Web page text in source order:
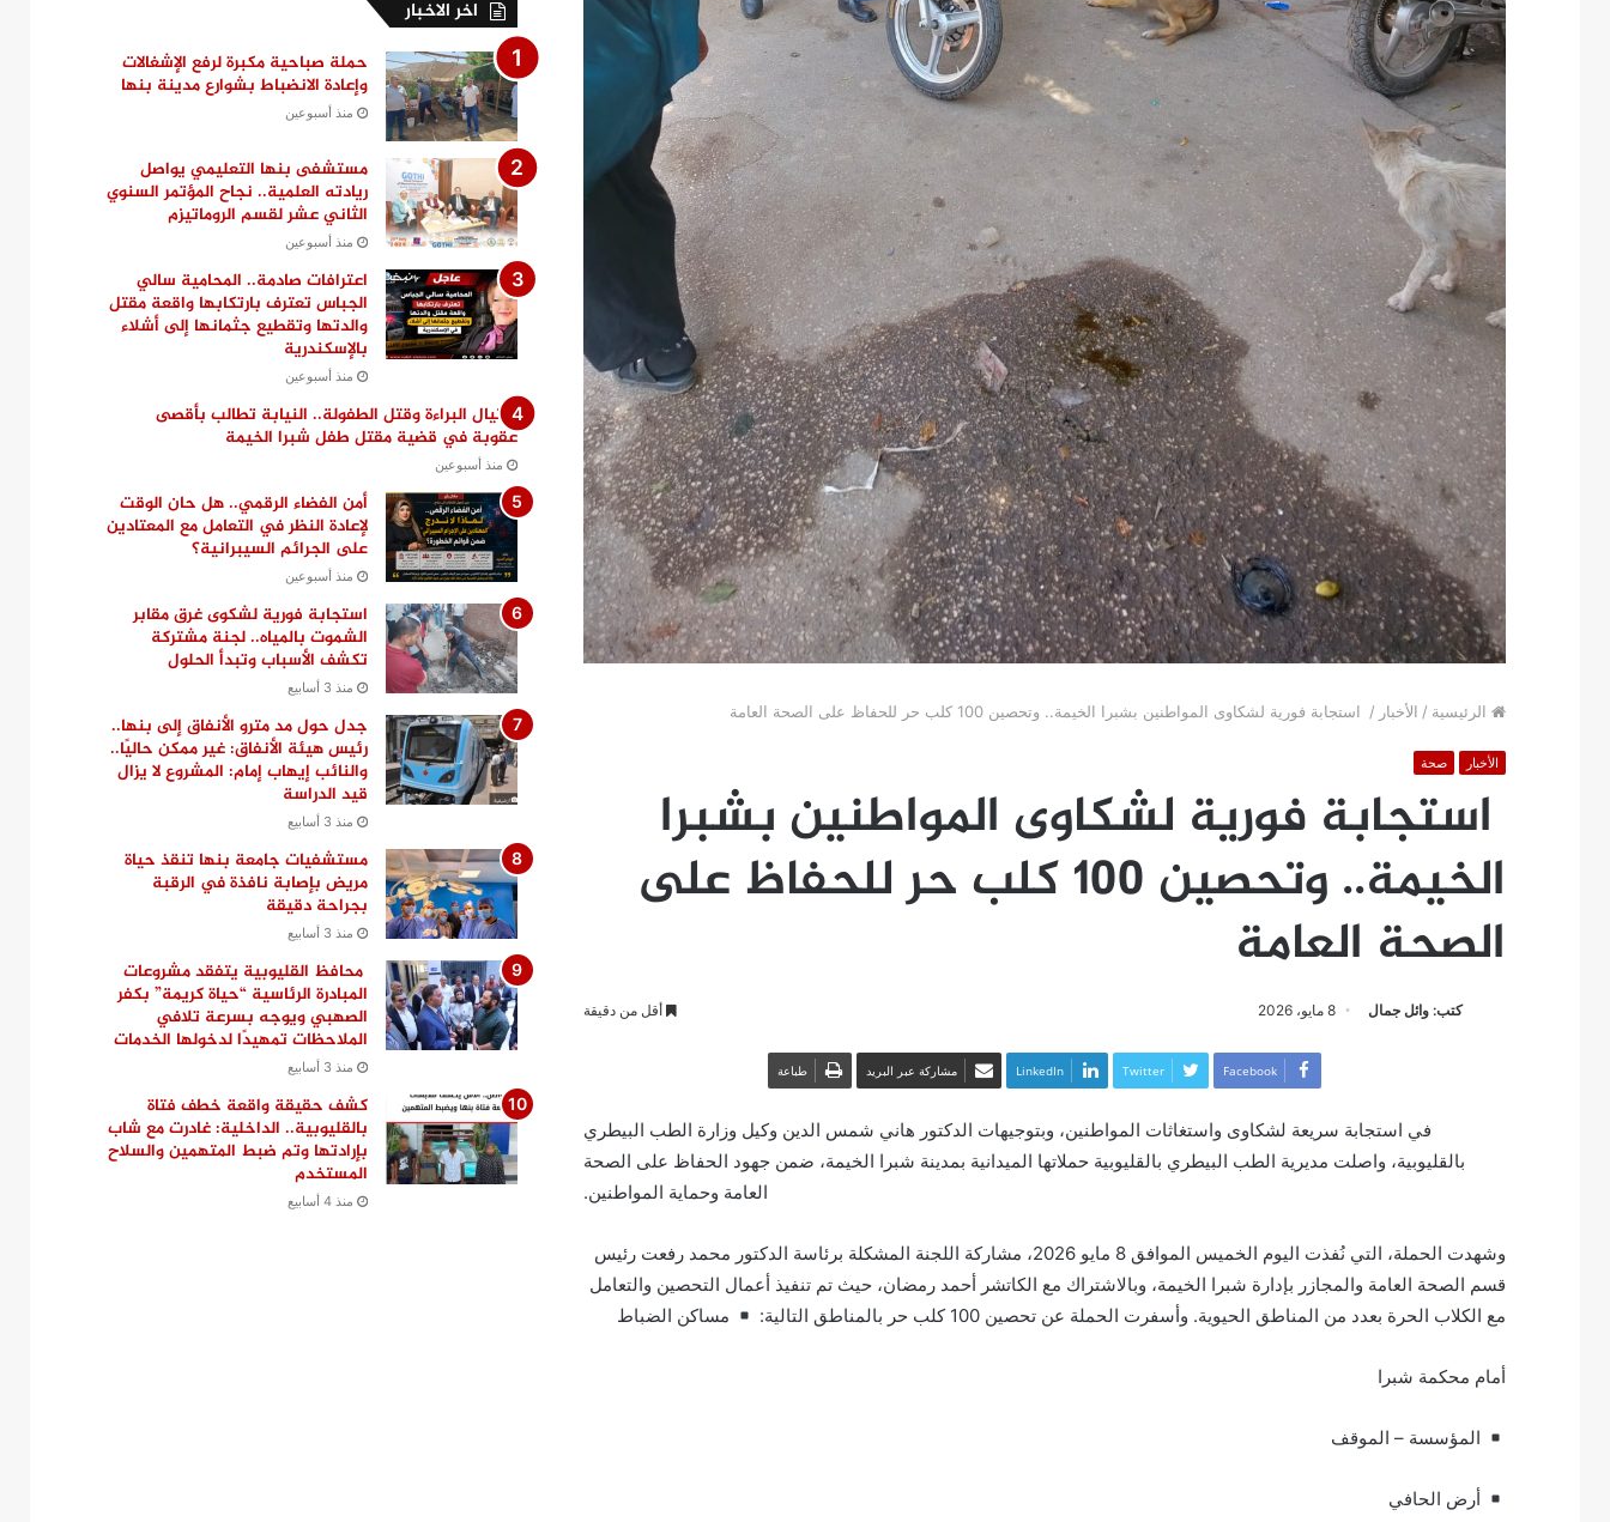
الرئيسية / الأخبار / استجابة فورية لشكاوى المواطنين بشبرا الخيمة.. وتحصين 100 كلب حر للحفاظ على الصحة العامة
الأخبار صحة
استجابة فورية لشكاوى المواطنين بشبرا
الخيمة.. وتحصين 100 كلب حر للحفاظ على
الصحة العامة
كتب: وائل جمال 8 مايو، 2026 أقل من دقيقة
Facebook
Twitter
LinkedIn مشاركة عبر البريد طباعة
في استجابة سريعة لشكاوى واستغاثات المواطنين، وبتوجيهات الدكتور هاني شمس الدين وكيل وزارة الطب البيطري
بالقليوبية، واصلت مديرية الطب البيطري بالقليوبية حملاتها الميدانية بمدينة شبرا الخيمة، ضمن جهود الحفاظ على الصحة
العامة وحماية المواطنين.
وشهدت الحملة، التي نُفذت اليوم الخميس الموافق 8 مايو 2026، مشاركة اللجنة المشكلة برئاسة الدكتور محمد رفعت رئيس
قسم الصحة العامة والمجازر بإدارة شبرا الخيمة، وبالاشتراك مع الكاتشر أحمد رمضان، حيث تم تنفيذ أعمال التحصين والتعامل
مع الكلاب الحرة بعدد من المناطق الحيوية. وأسفرت الحملة عن تحصين 100 كلب حر بالمناطق التالية:
مساكن الضباط
أمام محكمة شبرا
المؤسسة – الموقف
أرض الحافي
اخر الاخبار
حملة صباحية مكبرة لرفع الإشغالات
وإعادة الانضباط بشوارع مدينة بنها
منذ أسبوعين
مستشفى بنها التعليمي يواصل
ريادته العلمية.. نجاح المؤتمر السنوي
الثاني عشر لقسم الروماتيزم
منذ أسبوعين
اعترافات صادمة.. المحامية سالي
الجباس تعترف بارتكابها واقعة مقتل
والدتها وتقطيع جثمانها إلى أشلاء
بالإسكندرية
منذ أسبوعين
اغتيال البراءة وقتل الطفولة.. النيابة تطالب بأقصى
عقوبة في قضية مقتل طفل شبرا الخيمة
منذ أسبوعين
أمن الفضاء الرقمي.. هل حان الوقت
لإعادة النظر في التعامل مع المعتادين
على الجرائم السيبرانية؟
منذ أسبوعين
استجابة فورية لشكوى غرق مقابر
الشموت بالمياه.. لجنة مشتركة
تكشف الأسباب وتبدأ الحلول
منذ 3 أسابيع
جدل حول مد مترو الأنفاق إلى بنها..
رئيس هيئة الأنفاق: غير ممكن حاليًا..
والنائب إيهاب إمام: المشروع لا يزال
قيد الدراسة
منذ 3 أسابيع
مستشفيات جامعة بنها تنقذ حياة
مريض بإصابة نافذة في الرقبة
بجراحة دقيقة
منذ 3 أسابيع
محافظ القليوبية يتفقد مشروعات
المبادرة الرئاسية “حياة كريمة” بكفر
الصهبي ويوجه بسرعة تلافي
الملاحظات تمهيدًا لدخولها الخدمات
منذ 3 أسابيع
كشف حقيقة واقعة خطف فتاة
بالقليوبية.. الداخلية: غادرت مع شاب
بإرادتها وتم ضبط المتهمين والسلاح
المستخدم
منذ 4 أسابيع